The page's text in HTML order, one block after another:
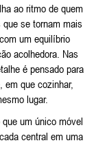
ao ritmo de quem
se tornam mais
um equilíbrio
acolhedora. Nas
é pensado para
em que cozinhar,
lugar.
um único móvel
central em uma